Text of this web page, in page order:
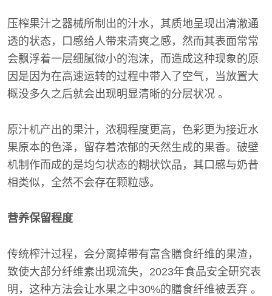
压榨果汁之器械所制出的汁水，其质地呈现出清澈通
透的状态，口感给人带来清爽之感，然而其表面常常
会飘浮着一层细腻微小的泡沫，而造成这种现象的原
因是因为在高速运转的过程中带入了空气，当放置大
概没多久之后就会出现明显清晰的分层状况 。
原汁机产出的果汁，浓稠程度更高，色彩更为接近水
果原本的色泽，留存着浓郁的天然生成的果香。破壁
机制作而成的是均匀状态的糊状饮品，其口感与奶昔
相类似，全然不会存在颗粒感。
营养保留程度
传统榨汁过程，会分离掉带有富含膳食纤维的果渣，
致使大部分纤维素出现流失，2023年食品安全研究表
明，这种方法会让水果之中30%的膳食纤维被丢弃 。